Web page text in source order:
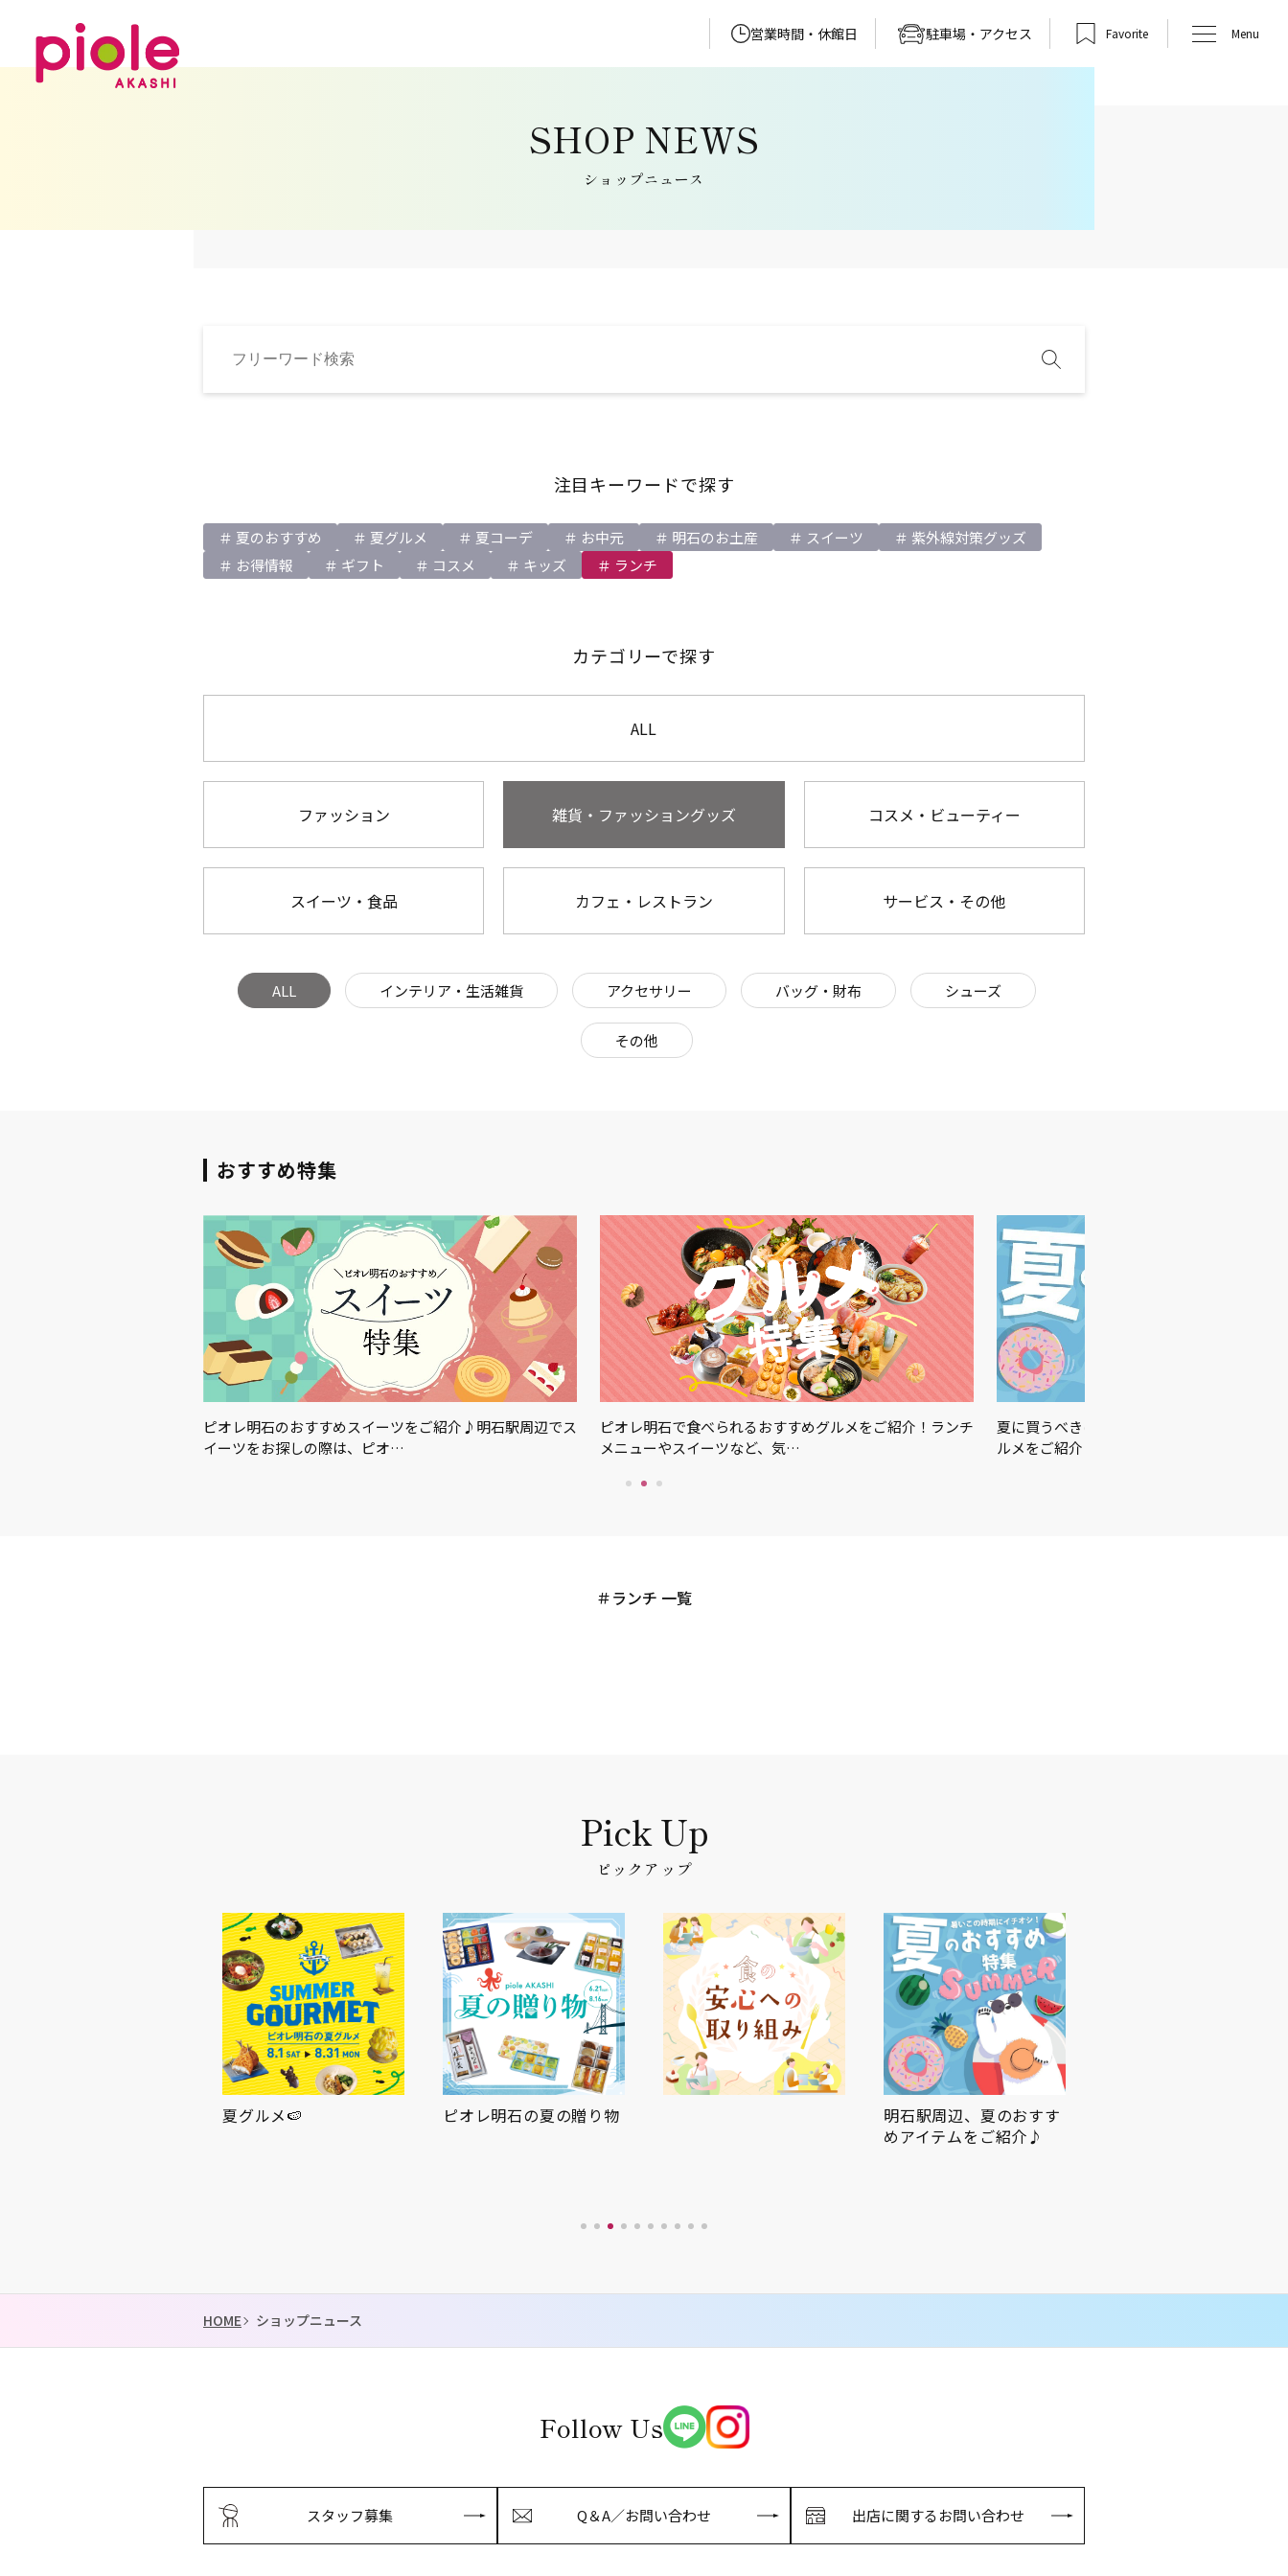
営業時間・休館日 駐車場・アクセス Favorite Menu
ショップニュース
注目キーワードで探す
夏のおすすめ 夏グルメ 夏コーデ お中元 明石のお土産 スイーツ
紫外線対策グッズ
お得情報
ギフト コスメ キッズ ランチ
カテゴリーで探す
ALL
ファッション 雑貨・ファッショングッズ コスメ・ビューティー
スイーツ・食品 カフェ・レストラン サービス・その他
ALL インテリア・生活雑貨 アクセサリー バッグ・財布 シューズ
その他
おすすめ特集
ピオレ明石のおすすめスイーツをご紹介♪明石駅周辺でス
イーツをお探しの際は、ピオ…
ピオレ明石で食べられるおすすめグルメをご紹介！ランチ
メニューやスイーツなど、気…
夏に買うべきはこれ☀️🏖🍉この夏を楽しむア
ルメをご紹介♪
ランチ 一覧
ピックアップ
夏グルメ🍉 ピオレ明石の夏の贈り物
明石駅周辺、夏のおすす
めアイテムをご紹介♪
HOME ショップニュース
Follow Us
スタッフ募集 Q＆A／お問い合わせ 出店に関するお問い合わせ